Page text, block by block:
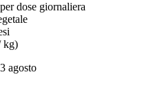
dose giornaliera
kg)
agosto